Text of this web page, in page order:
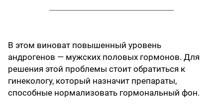
В этом виноват повышенный уровень
андрогенов — мужских половых гормонов. Для
решения этой проблемы стоит обратиться к
гинекологу, который назначит препараты,
способные нормализовать гормональный фон.